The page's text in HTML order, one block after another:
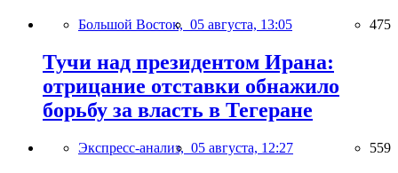
Большой Восток, 05 августа, 13:05 475
Тучи над президентом Ирана:
отрицание отставки обнажило
борьбу за власть в Тегеране
Экспресс-анализ, 05 августа, 12:27 559